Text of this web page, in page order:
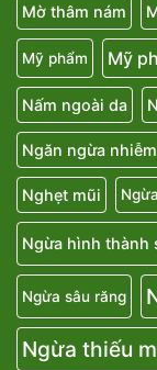
Mờ thâm nám
Mỹ phẩm Mỹ
Nấm ngoài da
Ngăn ngừa
Nghẹt mũi
Ngừa hình thành
Ngừa sâu răng
Ngừa thiếu